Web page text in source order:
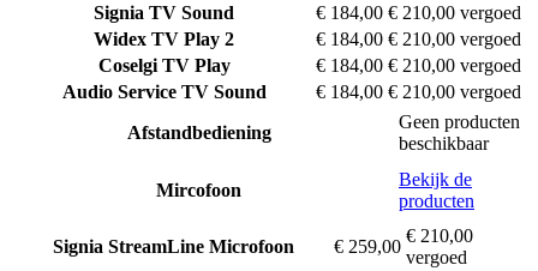
Signia TV Sound € 184,00 € 210,00 vergoed
Widex TV Play 2 € 184,00 € 210,00 vergoed
Coselgi TV Play € 184,00 € 210,00 vergoed
Audio Service TV Sound € 184,00 € 210,00 vergoed
Afstandbediening
Geen producten
beschikbaar
Mircofoon
Bekijk de
producten
Signia StreamLine Microfoon € 259,00
€ 210,00
vergoed